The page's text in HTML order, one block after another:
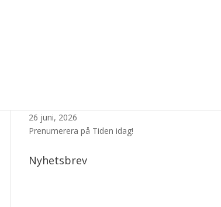
26 juni, 2026
Prenumerera på Tiden idag!
Nyhetsbrev